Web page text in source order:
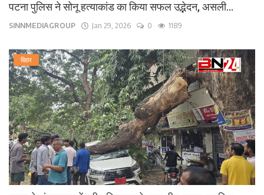
पटना पुलिस ने सोनू हत्याकांड का किया सफल उद्भेदन, असली...
SINNMEDIAGROUP Jan 29, 2026 0 1189
बिहार